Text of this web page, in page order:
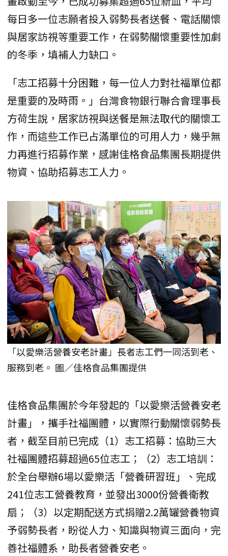
每日多一位志願者投入弱勢長者送餐、電話關懷
與居家訪視等重要工作，在弱勢關懷重要性加劇
的冬季，填補人力缺口。
「志工招募十分困難，每一位人力對社福單位都
是重要的及時雨。」台灣食物銀行聯合會理事長
方荷生說，居家訪視與送餐是無法取代的關懷工
作，而這些工作已占滿單位的可用人力，幾乎無
力再進行招募作業，感謝佳格食品集團長期提供
物資、協助招募志工人力。
「以愛樂活營養安老計畫」長者志工們一同活到老、
服務到老。 圖／佳格食品集團提供
佳格食品集團於今年發起的「以愛樂活營養安老
計畫」，攜手社福團體，以實際行動關懷弱勢長
者，截至目前已完成（1）志工招募：協助三大
社福團體招募超過65位志工；（2）志工培訓：
於全台舉辦6場以愛樂活「營養研習班」、完成
241位志工營養教育，並發出3000份營養衛教
扇；（3）以定期配送方式捐贈2.2萬罐營養物資
予弱勢長者，盼從人力、知識與物資三面向，完
善社福體系，助長者營養安老。